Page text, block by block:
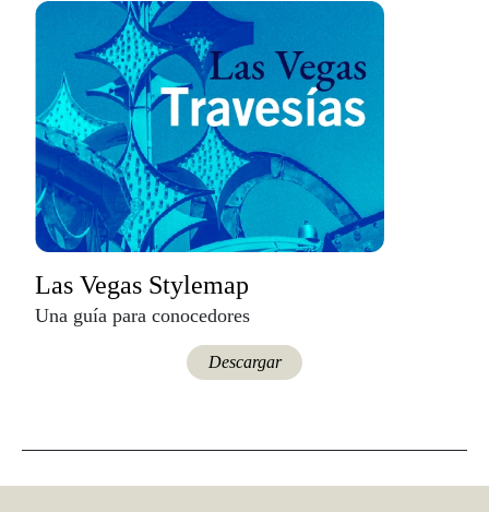
Las Vegas Stylemap
Una guía para conocedores
Descargar